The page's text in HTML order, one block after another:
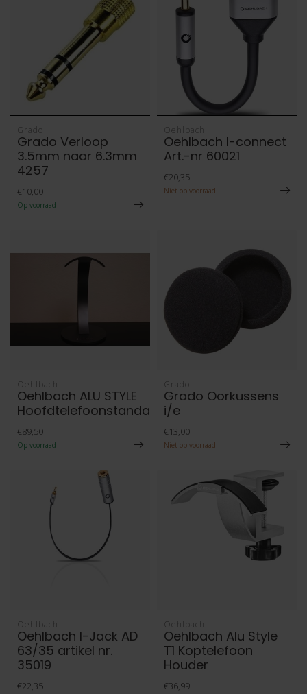
Grado
Grado Verloop
3.5mm naar 6.3mm
4257
€10,00
Op voorraad
Oehlbach
Oehlbach I-connect
Art.-nr 60021
€20,35
Niet op voorraad
Oehlbach
Oehlbach ALU STYLE
Hoofdtelefoonstandaard
€89,50
Op voorraad
Grado
Grado Oorkussens
i/e
€13,00
Niet op voorraad
Oehlbach
Oehlbach I-Jack AD
63/35 artikel nr.
35019
€22,35
Oehlbach
Oehlbach Alu Style
T1 Koptelefoon
Houder
€36,99